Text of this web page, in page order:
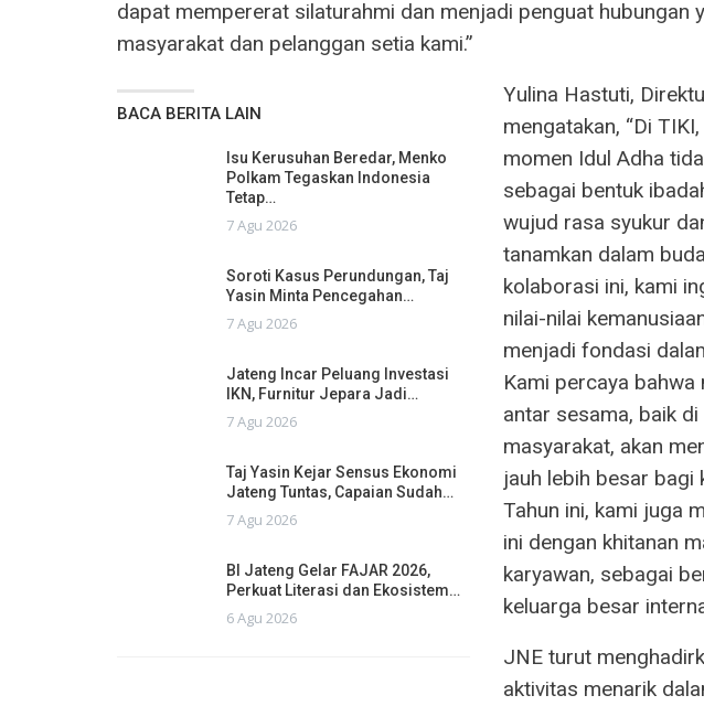
dapat mempererat silaturahmi dan menjadi penguat hubungan
masyarakat dan pelanggan setia kami.”
BACA BERITA LAIN
Isu Kerusuhan Beredar, Menko
Polkam Tegaskan Indonesia
Tetap…
7 Agu 2026
Soroti Kasus Perundungan, Taj
Yasin Minta Pencegahan…
7 Agu 2026
Jateng Incar Peluang Investasi
IKN, Furnitur Jepara Jadi…
7 Agu 2026
Taj Yasin Kejar Sensus Ekonomi
Jateng Tuntas, Capaian Sudah…
7 Agu 2026
BI Jateng Gelar FAJAR 2026,
Perkuat Literasi dan Ekosistem…
6 Agu 2026
Yulina Hastuti,
mengatakan, “Di
momen Idul Adha
sebagai bentuk
wujud rasa syukur
tanamkan dalam
kolaborasi ini, kami
nilai-nilai
menjadi fondasi
Kami percaya
antar sesama, baik
masyarakat, akan
jauh lebih besar bagi
Tahun ini, kami juga
ini dengan khitanan
karyawan, sebagai
keluarga besar
JNE turut
aktivitas menarik